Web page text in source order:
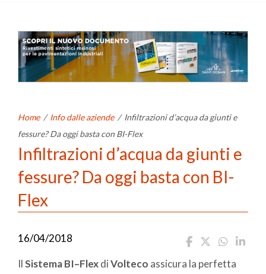
Home / Info dalle aziende / Infiltrazioni d’acqua da giunti e
fessure? Da oggi basta con BI-Flex
Infiltrazioni d’acqua da giunti e
fessure? Da oggi basta con BI-
Flex
16/04/2018
IlSistema BI–FlexdiVolteco assicura la perfetta